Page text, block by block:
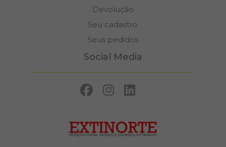
Devolução
Seu cadastro
Seus pedidos
Social Media